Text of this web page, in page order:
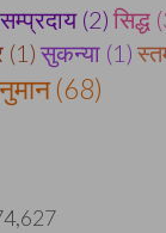
सम्प्रदाय (2) सिद्ध
(1) सुकन्या (1)
(68)